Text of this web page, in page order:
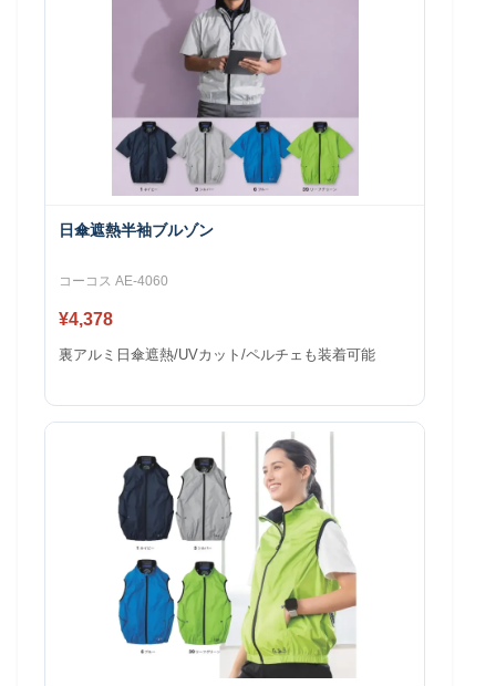
日傘遮熱半袖ブルゾン
コーコス AE-4060
¥4,378
裏アルミ日傘遮熱/UVカット/ペルチェも装着可能